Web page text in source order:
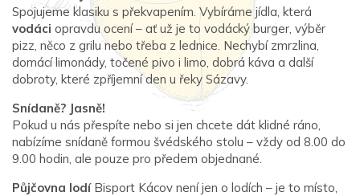
Spojujeme klasiku s překvapením. Vybíráme jídla, která
vodáci opravdu ocení – ať už je to vodácký burger, výběr
pizz, něco z grilu nebo třeba z lednice. Nechybí zmrzlina,
domácí limonády, točené pivo i limo, dobrá káva a další
dobroty, které zpříjemní den u řeky Sázavy.
Snídaně? Jasně!
Pokud u nás přespíte nebo si jen chcete dát klidné ráno,
nabízíme snídaně formou švédského stolu – vždy od 8.00 do
9.00 hodin, ale pouze pro předem objednané.
Půjčovna lodíBisport Kácov není jen o lodích – je to místo,